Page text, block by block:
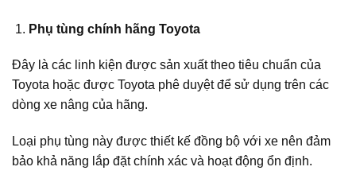
Phụ tùng chính hãng Toyota
Đây là các linh kiện được sản xuất theo tiêu chuẩn của
Toyota hoặc được Toyota phê duyệt để sử dụng trên các
dòng xe nâng của hãng.
Loại phụ tùng này được thiết kế đồng bộ với xe nên đảm
bảo khả năng lắp đặt chính xác và hoạt động ổn định.